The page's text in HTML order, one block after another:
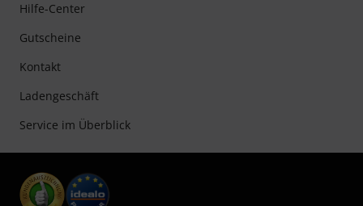
Hilfe-Center
Gutscheine
Kontakt
Ladengeschäft
Service im Überblick